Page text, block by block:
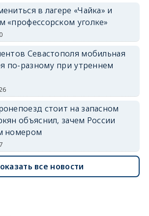
в лагере «Чайка» и
«профессорском уголке»
Севастополя мобильная
по-разному при утреннем
стоит на запасном
объяснил, зачем России
номером
все новости